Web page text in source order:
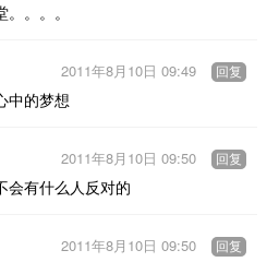
。。。
中的梦想
2011年8月10日 09:49 回复
会有什么人反对的
2011年8月10日 09:50 回复
2011年8月10日 09:50 回复